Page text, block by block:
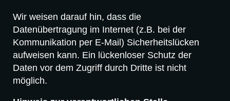
Wir weisen darauf hin, dass die
Datenübertragung im Internet (z.B. bei der
Kommunikation per E-Mail) Sicherheitslücken
aufweisen kann. Ein lückenloser Schutz der
Daten vor dem Zugriff durch Dritte ist nicht
möglich.